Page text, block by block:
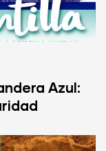
Azul: